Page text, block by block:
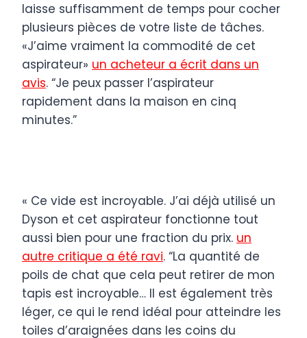
laisse suffisamment de temps pour cocher
plusieurs pièces de votre liste de tâches.
«J’aime vraiment la commodité de cet
aspirateur» un acheteur a écrit dans un
avis. “Je peux passer l’aspirateur
rapidement dans la maison en cinq
minutes.”
« Ce vide est incroyable. J’ai déjà utilisé un
Dyson et cet aspirateur fonctionne tout
aussi bien pour une fraction du prix. un
autre critique a été ravi. “La quantité de
poils de chat que cela peut retirer de mon
tapis est incroyable… Il est également très
léger, ce qui le rend idéal pour atteindre les
toiles d’araignées dans les coins du